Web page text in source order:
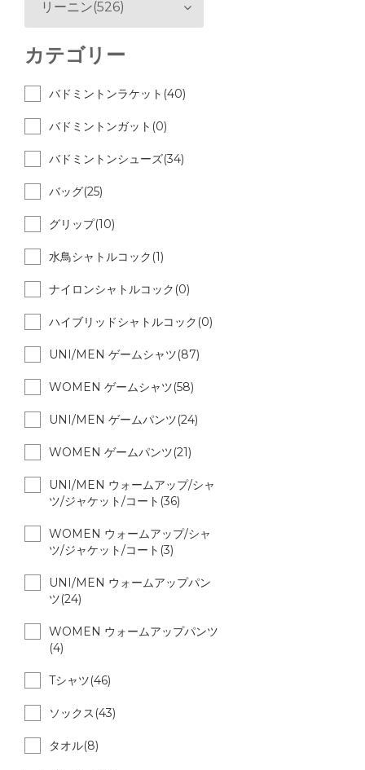
リーニン(526)
カテゴリー
バドミントンラケット(40)
バドミントンガット(0)
バドミントンシューズ(34)
バッグ(25)
グリップ(10)
水鳥シャトルコック(1)
ナイロンシャトルコック(0)
ハイブリッドシャトルコック(0)
UNI/MEN ゲームシャツ(87)
WOMEN ゲームシャツ(58)
UNI/MEN ゲームパンツ(24)
WOMEN ゲームパンツ(21)
UNI/MEN ウォームアップ/シャ
ツ/ジャケット/コート(36)
WOMEN ウォームアップ/シャ
ツ/ジャケット/コート(3)
UNI/MEN ウォームアップパン
ツ(24)
WOMEN ウォームアップパンツ
(4)
Tシャツ(46)
ソックス(43)
タオル(8)